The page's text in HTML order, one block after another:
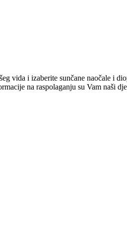
vida i izaberite sunčane naočale i
na raspolaganju su Vam naši